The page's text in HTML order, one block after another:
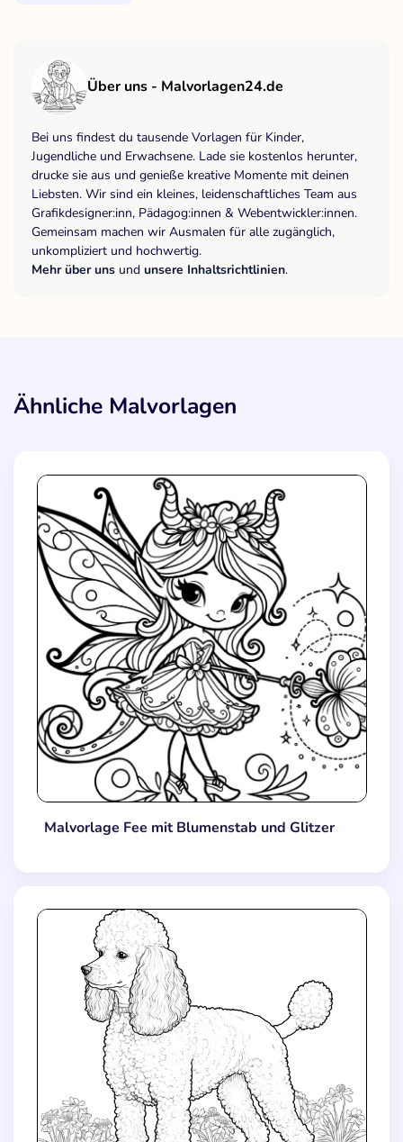
Über uns - Malvorlagen24.de
Bei uns findest du tausende Vorlagen für Kinder,
Jugendliche und Erwachsene. Lade sie kostenlos herunter,
drucke sie aus und genieße kreative Momente mit deinen
Liebsten. Wir sind ein kleines, leidenschaftliches Team aus
Grafikdesigner:inn, Pädagog:innen & Webentwickler:innen.
Gemeinsam machen wir Ausmalen für alle zugänglich,
unkompliziert und hochwertig.
Mehr über uns und unsere Inhaltsrichtlinien.
Ähnliche Malvorlagen
Malvorlage Fee mit Blumenstab und Glitzer